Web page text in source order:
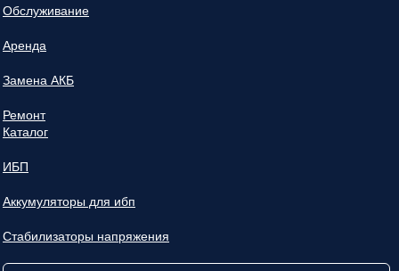
Обслуживание
Аренда
Замена АКБ
Ремонт
Каталог
ИБП
Аккумуляторы для ибп
Стабилизаторы напряжения